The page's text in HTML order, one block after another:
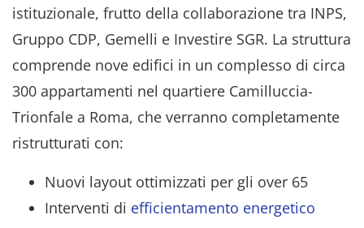
istituzionale, frutto della collaborazione tra INPS,
Gruppo CDP, Gemelli e Investire SGR. La struttura
comprende nove edifici in un complesso di circa
300 appartamenti nel quartiere Camilluccia-
Trionfale a Roma, che verranno completamente
ristrutturati con:
Nuovi layout ottimizzati per gli over 65
Interventi di efficientamento energetico